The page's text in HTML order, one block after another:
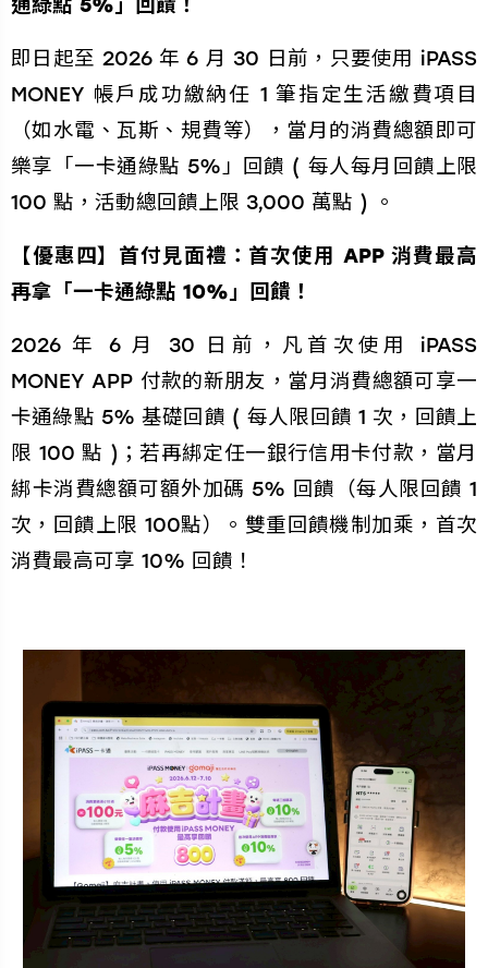
即日起至 2026 年 6 月 30 日前，只要使用 iPASS
MONEY 帳戶成功繳納任 1 筆指定生活繳費項目
（如水電、瓦斯、規費等），當月的消費總額即可
樂享「一卡通綠點 5%」回饋 ( 每人每月回饋上限
100 點，活動總回饋上限 3,000 萬點 ) 。
【優惠四】首付見面禮：首次使用 APP 消費最高
再拿「一卡通綠點 10%」回饋！
2026 年 6 月 30 日前，凡首次使用 iPASS
MONEY APP 付款的新朋友，當月消費總額可享一
卡通綠點 5% 基礎回饋 ( 每人限回饋 1 次，回饋上
限 100 點 )；若再綁定任一銀行信用卡付款，當月
綁卡消費總額可額外加碼 5% 回饋（每人限回饋 1
次，回饋上限 100點）。雙重回饋機制加乘，首次
消費最高可享 10% 回饋！